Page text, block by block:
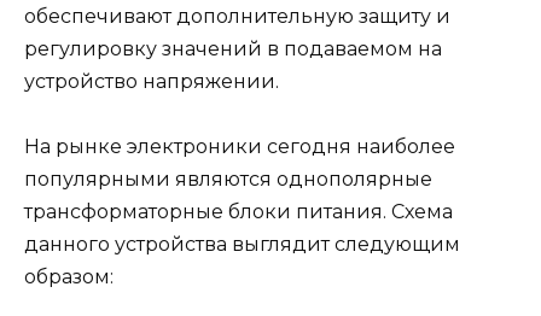
обеспечивают дополнительную защиту и
регулировку значений в подаваемом на
устройство напряжении.
На рынке электроники сегодня наиболее
популярными являются однополярные
трансформаторные блоки питания. Схема
данного устройства выглядит следующим
образом: